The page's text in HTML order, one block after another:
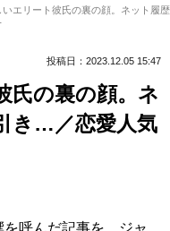
いエリート彼氏の裏の顔。ネット履歴
投稿日：2023.12.05 15:47
氏の裏の顔。ネ
き…／恋愛人気
呼んだ記事を、ジャ